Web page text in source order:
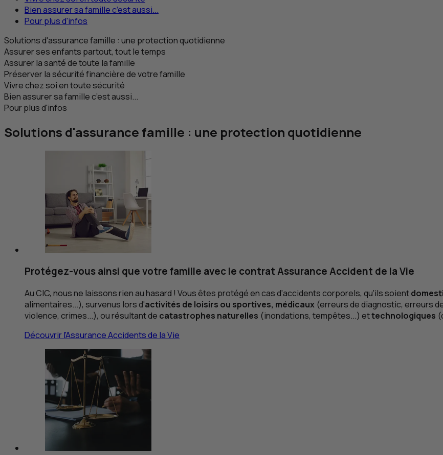
Bien assurer sa famille c’est aussi...
Pour plus d'infos
Solutions d'assurance famille : une protection quotidienne
Assurer ses enfants partout, tout le temps
Assurer la santé de toute la famille
Préserver la sécurité financière de votre famille
Vivre chez soi en toute sécurité
Bien assurer sa famille c’est aussi...
Pour plus d'infos
Solutions d'assurance famille : une protection quotidienne
Protégez-vous ainsi que votre famille avec le contrat Assurance Accident de la Vie
AuCIC, nous ne laissons rien au hasard ! Vous êtes protégé en cas d'accidents corporels, qu'ils soient
alimentaires...), survenus lors d'activités de loisirs ou sportives, médicaux (erreurs de diagnostic, erreurs
violence, crimes...), ou résultant de catastrophes naturelles (inondations, tempêtes...) ettechnologiques
Découvrir l'Assurance Accidents de la Vie